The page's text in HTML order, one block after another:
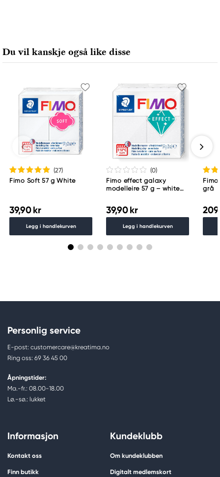
Du vil kanskje også like disse
(27)
Fimo Soft 57 g White
39,90 kr
Legg i handlekurven
(0)
Fimo effect galaxy
modelleire 57 g – white
39,90 kr
Legg i handlekurven
grå
Personlig service
E-post: customercare@kreatima.no
Ring oss: 69 36 45 00
Åpningstider:
Ma.-fr.: 08.00-18.00
Lø.-sø.: lukket
Informasjon
Kontakt oss
Finn butikk
Kundeklubb
Om kundeklubben
Digitalt medlemskort